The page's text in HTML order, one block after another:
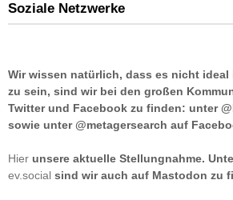
Soziale Netzwerke
Wir wissen natürlich, dass es nicht
zu sein, sind wir bei den großen
Twitter und Facebook zu finden: unter
sowie unter @metagersearch auf
Hier unsere aktuelle Stellungnahme.
ev.social sind wir auch auf Mastodon zu